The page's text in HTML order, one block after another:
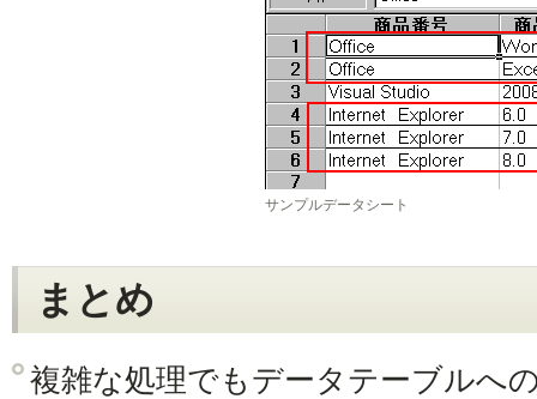
サンプルデータシート
まとめ
複雑な処理でもデータテーブルへ